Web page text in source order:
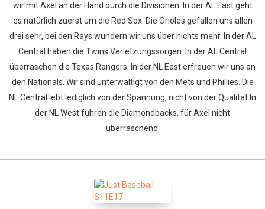
wir mit Axel an der Hand durch die Divisionen. In der AL East geht
es natürlich zuerst um die Red Sox. Die Orioles gefallen uns allen
drei sehr, bei den Rays wundern wir uns über nichts mehr. In der AL
Central haben die Twins Verletzungssorgen. In der AL Central
überraschen die Texas Rangers. In der NL East erfreuen wir uns an
den Nationals. Wir sind unterwältigt von den Mets und Phillies. Die
NL Central lebt lediglich von der Spannung, nicht von der Qualität.In
der NL West führen die Diamondbacks, für Axel nicht
überraschend.